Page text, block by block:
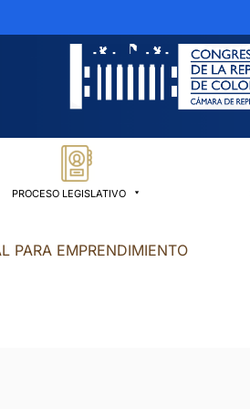
PROCESO LEGISLATIVO
PARA EMPRENDIMIENTO